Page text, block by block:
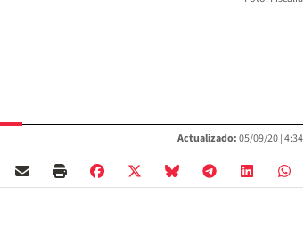
Actualizado:05/09/20 |4:34